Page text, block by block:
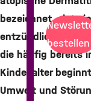
bezeichnet – ist
entzündliche
die häufig bereits
Kindesalter
Umwelt und
bestellen